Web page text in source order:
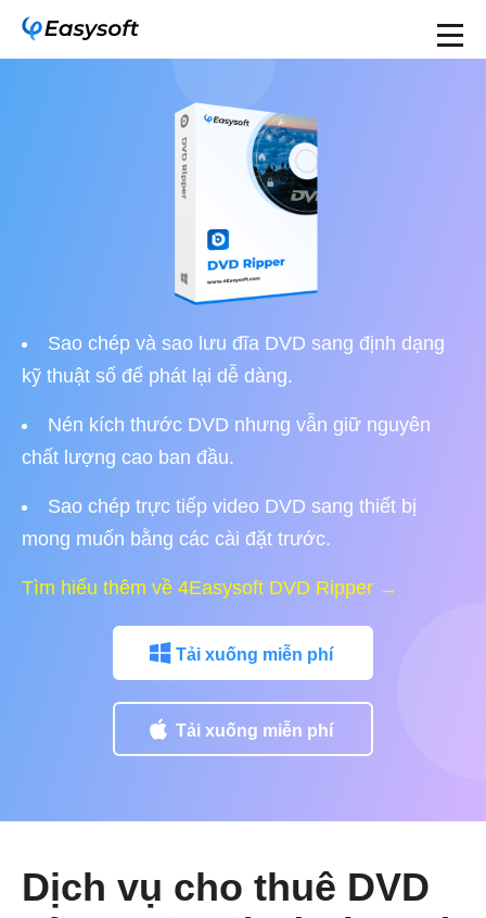
Sao chép và sao lưu đĩa DVD sang định dạng
kỹ thuật số để phát lại dễ dàng.
Nén kích thước DVD nhưng vẫn giữ nguyên
chất lượng cao ban đầu.
Sao chép trực tiếp video DVD sang thiết bị
mong muốn bằng các cài đặt trước.
Tìm hiểu thêm về 4Easysoft DVD Ripper →
Tải xuống miễn phí
Tải xuống miễn phí
Dịch vụ cho thuê DVD